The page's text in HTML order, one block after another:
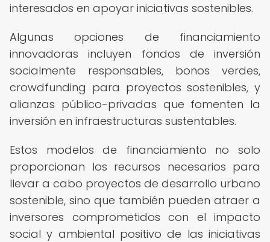
interesados en apoyar iniciativas sostenibles.
Algunas opciones de financiamiento
innovadoras incluyen fondos de inversión
socialmente responsables, bonos verdes,
crowdfunding para proyectos sostenibles, y
alianzas público-privadas que fomenten la
inversión en infraestructuras sustentables.
Estos modelos de financiamiento no solo
proporcionan los recursos necesarios para
llevar a cabo proyectos de desarrollo urbano
sostenible, sino que también pueden atraer a
inversores comprometidos con el impacto
social y ambiental positivo de las iniciativas